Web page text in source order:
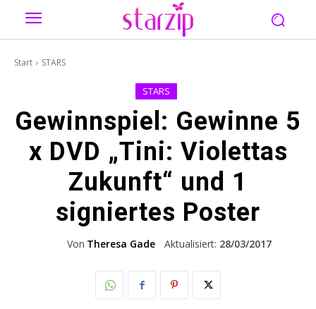
Start STARS
STARS
Gewinnspiel: Gewinne 5
x DVD „Tini: Violettas
Zukunft“ und 1
signiertes Poster
Von Theresa Gade Aktualisiert: 28/03/2017